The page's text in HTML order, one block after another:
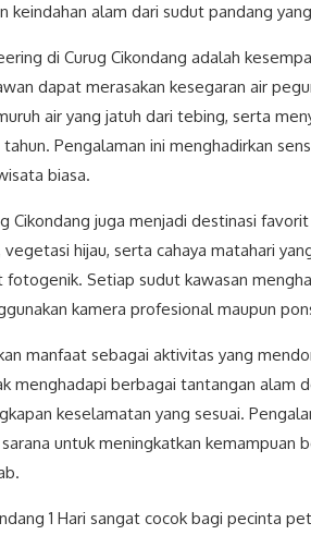
keindahan alam dari sudut pandang
di Curug Cikondang adalah
dapat merasakan kesegaran air
air yang jatuh dari tebing, serta
Pengalaman ini menghadirkan
biasa.
Cikondang juga menjadi destinasi
hijau, serta cahaya matahari
Setiap sudut kawasan
kamera profesional maupun
manfaat sebagai aktivitas yang
menghadapi berbagai tantangan alam
keselamatan yang sesuai.
untuk meningkatkan kemampuan
1 Hari sangat cocok bagi pecinta